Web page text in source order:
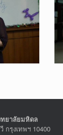
ยาลัยมหิดล
กรุงเทพฯ 10400